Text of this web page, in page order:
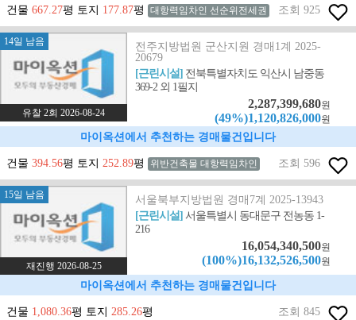
건물 667.27평 토지 177.87평 대항력임차인 선순위전세권 조회 925
14일 남음
유찰 2회 2026-08-24
전주지방법원 군산지원 경매1계 2025-
20679
[근린시설] 전북특별자치도 익산시 남중동
369-2 외 1필지
2,287,399,680원
(49%)1,120,826,000원
마이옥션에서 추천하는 경매물건입니다
건물 394.56평 토지 252.89평 위반건축물 대항력임차인 조회 596
15일 남음
재진행 2026-08-25
서울북부지방법원 경매7계 2025-13943
[근린시설]서울특별시 동대문구 전농동 1-
216
16,054,340,500원
(100%)16,132,526,500원
마이옥션에서 추천하는 경매물건입니다
건물 1,080.36평 토지 285.26평 조회 845